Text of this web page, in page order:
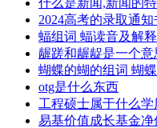
什么是新闻,新闻的
2024高考的录取通
蝠组词 蝠读音及解释
龌蹉和龌龊是一个意
蝴蝶的蝴的组词 蝴
otg是什么东西
工程硕士属于什么学
易基价值成长基金净